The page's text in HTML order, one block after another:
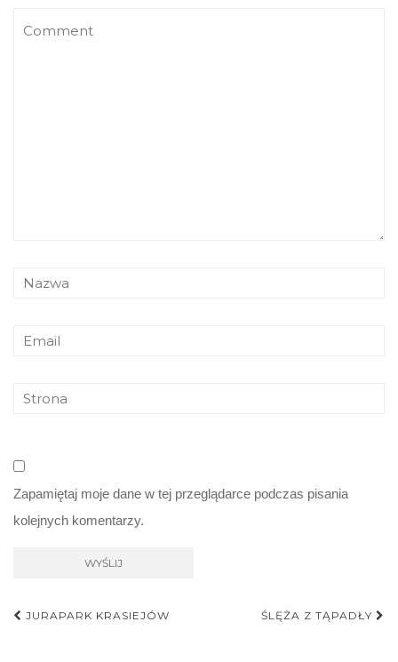
Zapamiętaj moje dane w tej przeglądarce podczas pisania
kolejnych komentarzy.
Nawigacja
JURAPARK KRASIEJÓW ŚLĘŻA Z TĄPADŁY